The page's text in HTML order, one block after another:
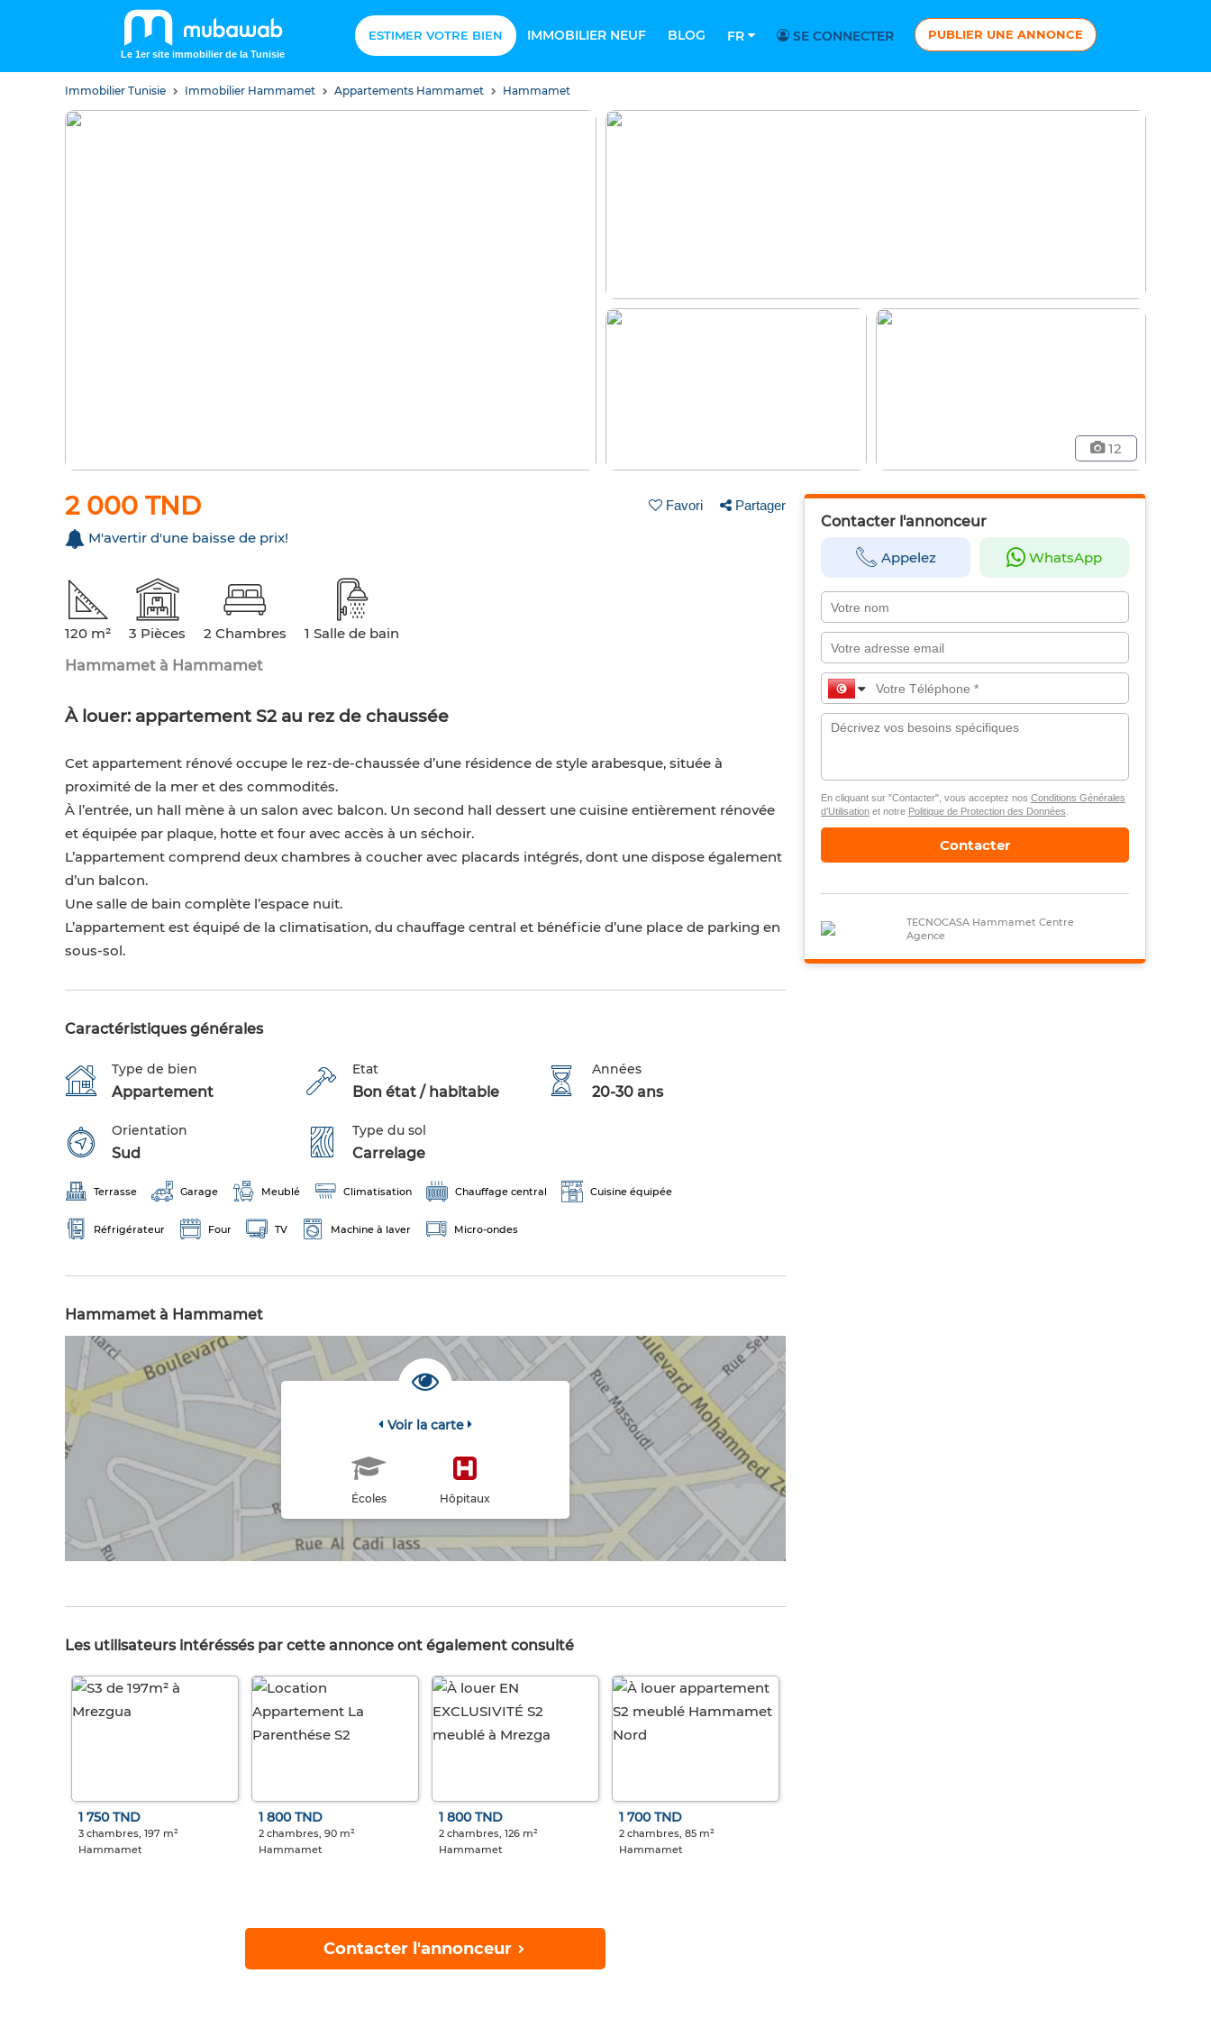
Le 1er site immobilier de la Tunisie
ESTIMER VOTRE BIEN IMMOBILIER NEUF BLOG FR SE CONNECTER PUBLIER UNE ANNONCE
Immobilier Tunisie Immobilier Hammamet Appartements Hammamet Hammamet
12
2 000 TND Favori Partager
M'avertir d'une baisse de prix!
120 m² 3 Pièces 2 Chambres
1 Salle de bain
Hammamet à Hammamet
À louer: appartement S2 au rez de chaussée
Cet appartement rénové occupe le rez-de-chaussée d’une résidence de style arabesque, située à
proximité de la mer et des commodités.
À l’entrée, un hall mène à un salon avec balcon. Un second hall dessert une cuisine entièrement rénovée
et équipée par plaque, hotte et four avec accès à un séchoir.
L’appartement comprend deux chambres à coucher avec placards intégrés, dont une dispose également
d’un balcon.
Une salle de bain complète l’espace nuit.
L’appartement est équipé de la climatisation, du chauffage central et bénéficie d’une place de parking en
sous-sol.
Caractéristiques générales
Type de bien
Appartement
Etat
Bon état / habitable
Années
20-30 ans
Orientation
Sud
Type du sol
Carrelage
Terrasse Garage Meublé Climatisation Chauffage central Cuisine équipée
Réfrigérateur Four TV Machine à laver Micro-ondes
Hammamet à Hammamet
Voir la carte
Écoles Hôpitaux
Les utilisateurs intéréssés par cette annonce ont également consulté
1 750 TND
3 chambres, 197 m²
Hammamet
1 800 TND
2 chambres, 90 m²
Hammamet
1 800 TND
2 chambres, 126 m²
Hammamet
1 700 TND
2 chambres, 85 m²
Hammamet
Contacter l'annonceur
Contacter l'annonceur
Appelez WhatsApp
En cliquant sur "Contacter", vous acceptez nos Conditions Générales
d’Utilisationet notre Politique de Protection des Données
Contacter
TECNOCASA Hammamet Centre
Agence